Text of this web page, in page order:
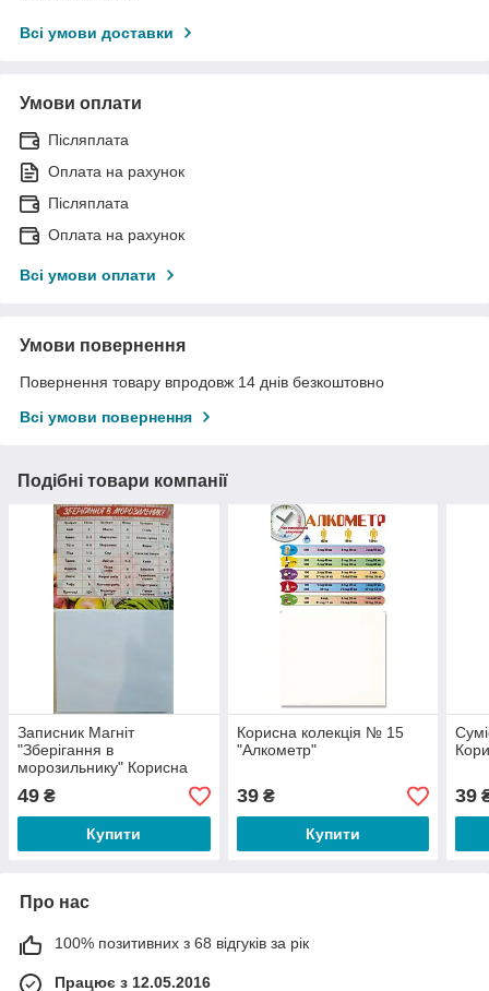
Всі умови доставки
Умови оплати
Післяплата
Оплата на рахунок
Післяплата
Оплата на рахунок
Всі умови оплати
Умови повернення
Повернення товару впродовж 14 днів безкоштовно
Всі умови повернення
Подібні товари компанії
Записник Магніт
"Зберігання в
морозильнику" Корисна
колекція №3
49 ₴
Купити
Корисна колекція № 15
"Алкометр"
39₴
Купити
39
Про нас
100% позитивних з 68 відгуків за рік
Працює з 12.05.2016